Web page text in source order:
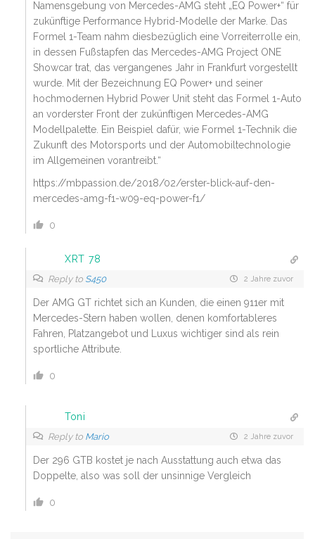
Namensgebung von Mercedes-AMG steht „EQ Power+“ für
zukünftige Performance Hybrid-Modelle der Marke. Das
Formel 1-Team nahm diesbezüglich eine Vorreiterrolle ein,
in dessen Fußstapfen das Mercedes-AMG Project ONE
Showcar trat, das vergangenes Jahr in Frankfurt vorgestellt
wurde. Mit der Bezeichnung EQ Power+ und seiner
hochmodernen Hybrid Power Unit steht das Formel 1-Auto
an vorderster Front der zukünftigen Mercedes-AMG
Modellpalette. Ein Beispiel dafür, wie Formel 1-Technik die
Zukunft des Motorsports und der Automobiltechnologie
im Allgemeinen vorantreibt.“
https://mbpassion.de/2018/02/erster-blick-auf-den-
mercedes-amg-f1-w09-eq-power-f1/
0
XRT 78
Reply to S450 2 Jahre zuvor
Der AMG GT richtet sich an Kunden, die einen 911er mit
Mercedes-Stern haben wollen, denen komfortableres
Fahren, Platzangebot und Luxus wichtiger sind als rein
sportliche Attribute.
0
Toni
Reply to Mario 2 Jahre zuvor
Der 296 GTB kostet je nach Ausstattung auch etwa das
Doppelte, also was soll der unsinnige Vergleich
0